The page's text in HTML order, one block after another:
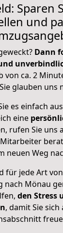
Sparen
und
Dann
von ca. 2
Sie glauben uns
es einfach
eine
rufen Sie uns
neuen Weg
für jede Art
nach Mönau
den Stress
, damit Sie